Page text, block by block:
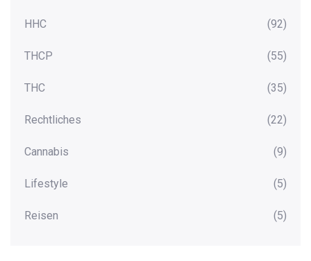
HHC (92)
THCP (55)
THC (35)
Rechtliches (22)
Cannabis (9)
Lifestyle (5)
Reisen (5)